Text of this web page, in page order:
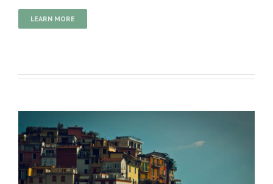
LEARN MORE